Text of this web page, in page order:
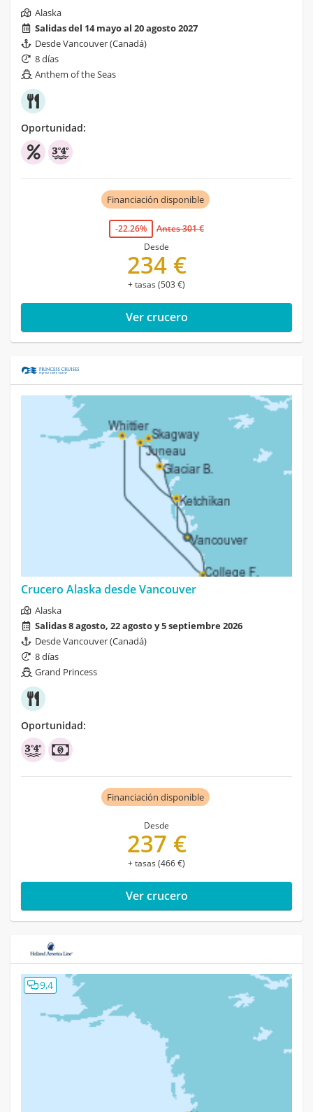
Alaska
Salidas del 14 mayo al 20 agosto 2027
Desde Vancouver (Canadá)
8 días
Anthem of the Seas
Oportunidad:
Financiación disponible
-22.26%
Antes 301 €
Desde
234 €
+ tasas (503 €)
Ver crucero
Crucero Alaska desde Vancouver
Alaska
Salidas 8 agosto, 22 agosto y 5 septiembre 2026
Desde Vancouver (Canadá)
8 días
Grand Princess
Oportunidad:
Financiación disponible
Desde
237 €
+ tasas (466 €)
Ver crucero
9,4